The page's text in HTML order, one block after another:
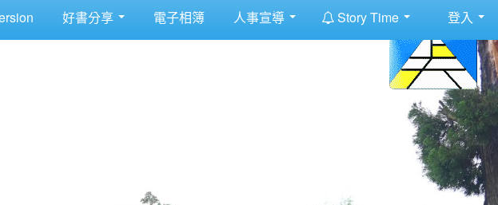
好書分享 電子相簿 人事宣導 Story Time 登入